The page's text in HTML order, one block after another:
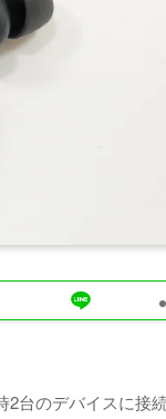
台のデバイスに接